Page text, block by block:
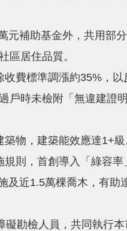
補助基金外，共用部
區居住品質。
費標準調漲約35%，以
戶時未檢附「無違建證
物，建築能效應達1+級
則，首創導入「綠容率
及近1.5萬棵喬木，有助
勘檢人員，共同執行本